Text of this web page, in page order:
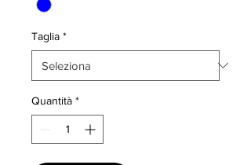
Taglia *
Quantità *